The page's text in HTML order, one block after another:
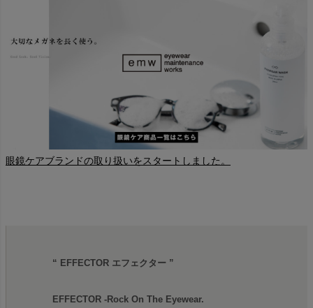
眼鏡ケアブランドの取り扱いをスタートしました。
“ EFFECTOR エフェクター ”
EFFECTOR -Rock On The Eyewear.